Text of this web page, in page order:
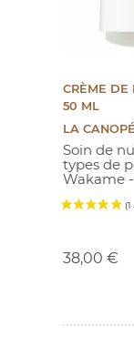
CRÈME DE
50 ML
LA
Soin de
types de
Wakame
38,00 €